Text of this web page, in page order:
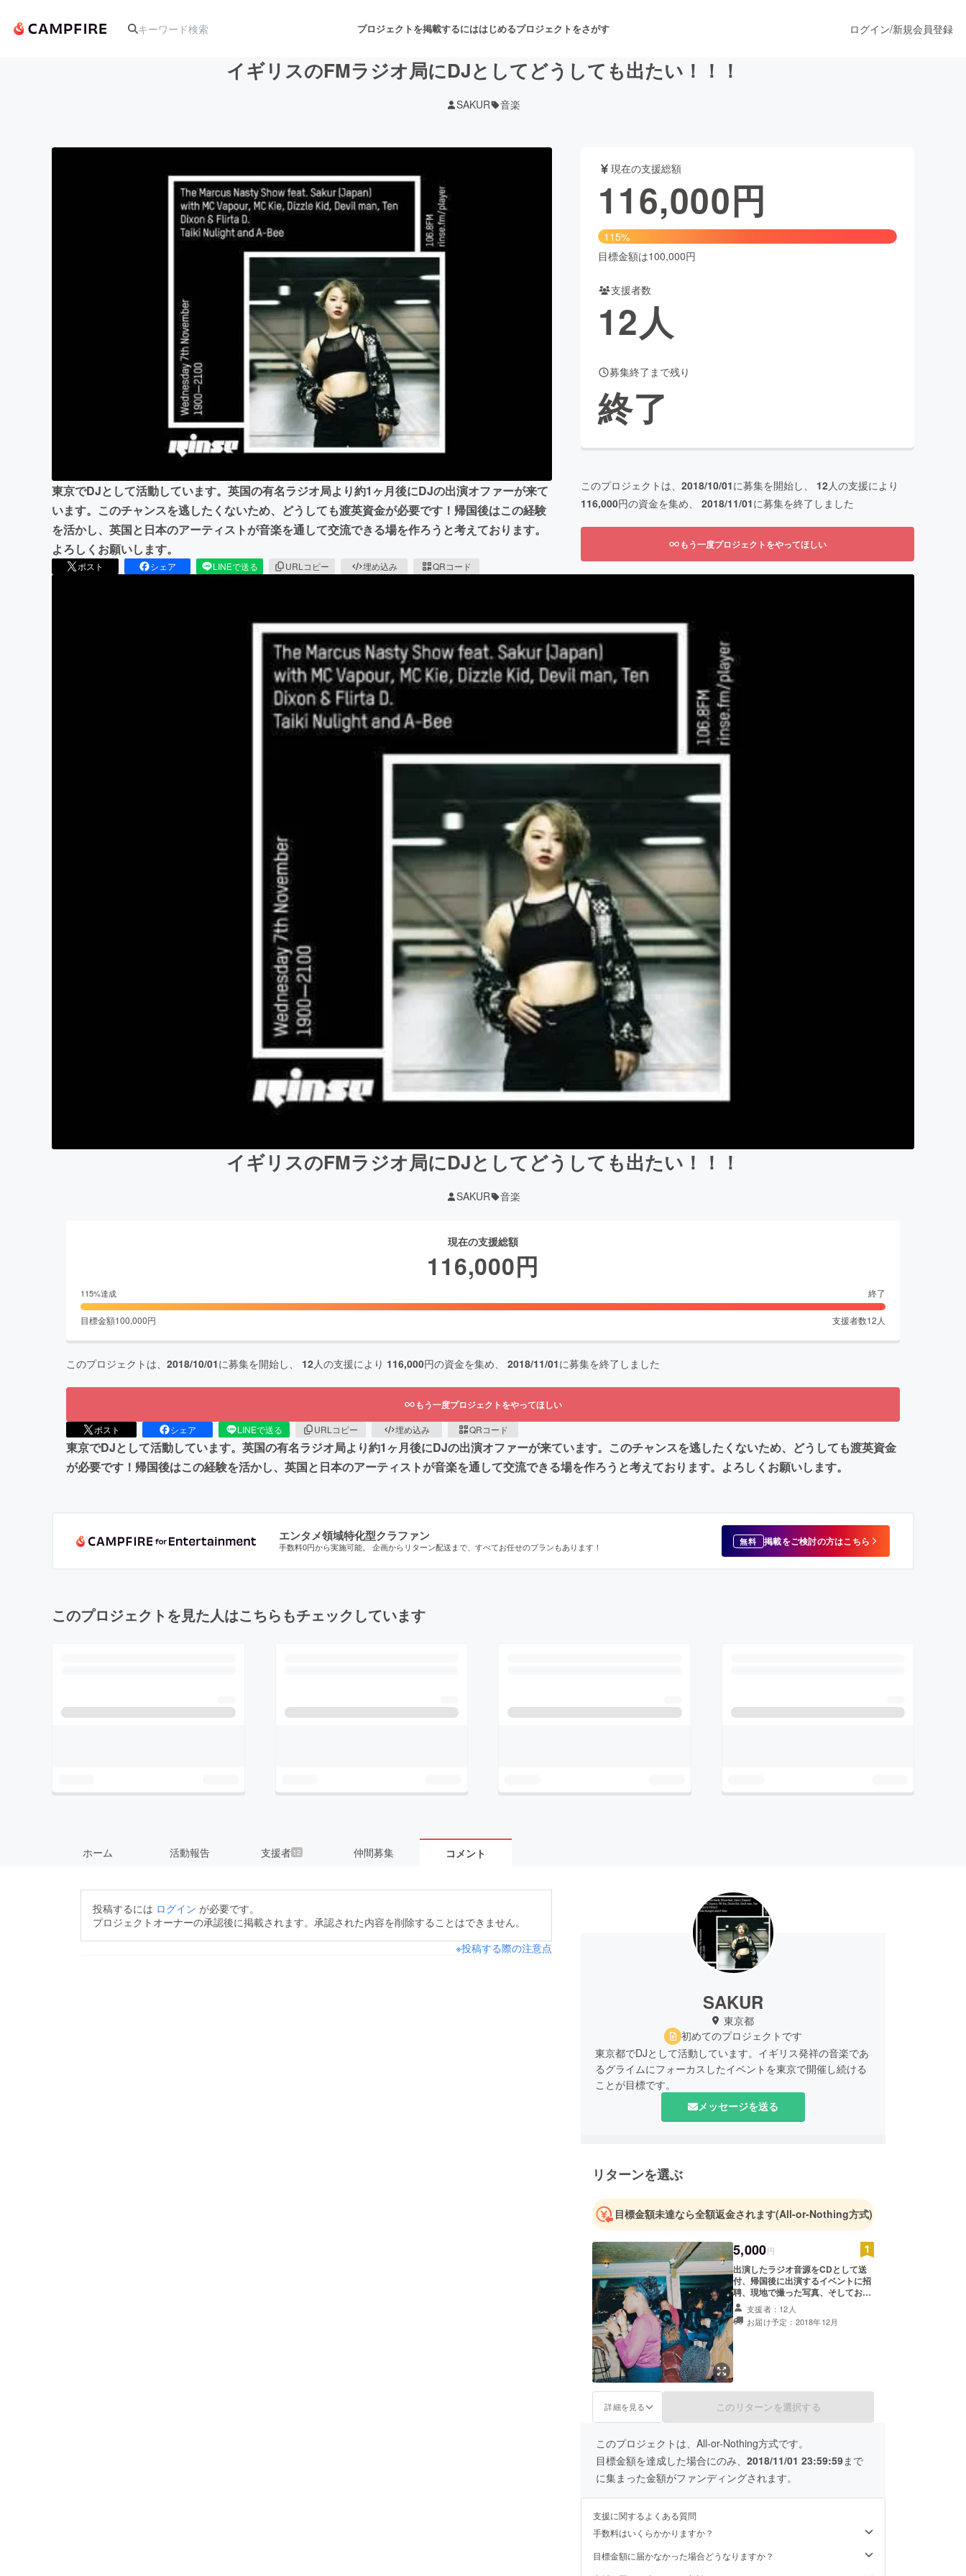
プロジェクトを掲載するにははじめるプロジェクトをさがす
アート・写真 音楽 舞台・パフォーマンス
テクノロジー・ガジェット ゲーム・サービス開発 ファッション
書籍・雑誌出版
ビジネス・起業 チャレンジ ビューティー・ヘルスケア
まちづくり・地域活性化
CAMPFIRE for Social Good
CAMPFIREふるさと納税
ログイン/新規会員登録
イギリスのFMラジオ局にDJとしてどうしても出たい！！！
SAKUR 音楽
東京でDJとして活動しています。英国の有名ラジオ局より約1ヶ月後にDJの出演オファーが来て
います。このチャンスを逃したくないため、どうしても渡英資金が必要です！帰国後はこの経験
を活かし、英国と日本のアーティストが音楽を通して交流できる場を作ろうと考えております。
よろしくお願いします。
ポスト シェア LINEで送る URLコピー 埋め込み QRコード
現在の支援総額
116,000円
115%
目標金額は100,000円
支援者数
12人
募集終了まで残り
終了
このプロジェクトは、 2018/10/01に募集を開始し、 12人の支援により
116,000円の資金を集め、 2018/11/01に募集を終了しました
もう一度プロジェクトをやってほしい
イギリスのFMラジオ局にDJとしてどうしても出たい！！！
SAKUR 音楽
現在の支援総額
116,000円
115%達成 終了
目標金額100,000円 支援者数12 人
このプロジェクトは、 2018/10/01に募集を開始し、 12人の支援により 116,000円の資金を集め、 2018/11/01に募集を終了しました
もう一度プロジェクトをやってほしい
ポスト シェア LINEで送る URLコピー 埋め込み QRコード
東京でDJとして活動しています。英国の有名ラジオ局より約1ヶ月後にDJの出演オファーが来ています。このチャンスを逃したくないため、どうしても渡英資金
が必要です！帰国後はこの経験を活かし、英国と日本のアーティストが音楽を通して交流できる場を作ろうと考えております。よろしくお願いします。
エンタメ領域特化型クラファン
手数料0円から実施可能。 企画からリターン配送まで、すべてお任せのプランもあります！ 無料 掲載をご検討の方はこちら
このプロジェクトを見た人はこちらもチェックしています
ホーム 活動報告 支援者 12 仲間募集 コメント
投稿するには ログイン が必要です。
プロジェクトオーナーの承認後に掲載されます。承認された内容を削除することはできません。
※投稿する際の注意点
SAKUR
東京都
初めてのプロジェクトです
東京都でDJとして活動しています。イギリス発祥の音楽であ
るグライムにフォーカスしたイベントを東京で開催し続ける
ことが目標です。
メッセージを送る
リターンを選ぶ
目標金額未達なら全額返金されます(All-or-Nothing方式)
5,000円
出演したラジオ音源をCDとして送
付、帰国後に出演するイベントに招
聘、現地で撮った写真、そしてお礼
の手紙を添えさせていただきたいと
考えております。 ※以下の写真は前
回の渡英時にイベントに参加したと
支援者：12人
お届け予定：2018年12月
詳細を見る このリターンを選択する
このプロジェクトは、All-or-Nothing方式です。
目標金額を達成した場合にのみ、 2018/11/01 23:59:59まで
に集まった金額がファンディングされます。
支援に関するよくある質問
手数料はいくらかかりますか？
目標金額に届かなかった場合どうなりますか？